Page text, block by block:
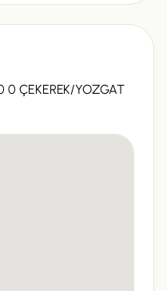
0 ÇEKEREK/YOZGAT